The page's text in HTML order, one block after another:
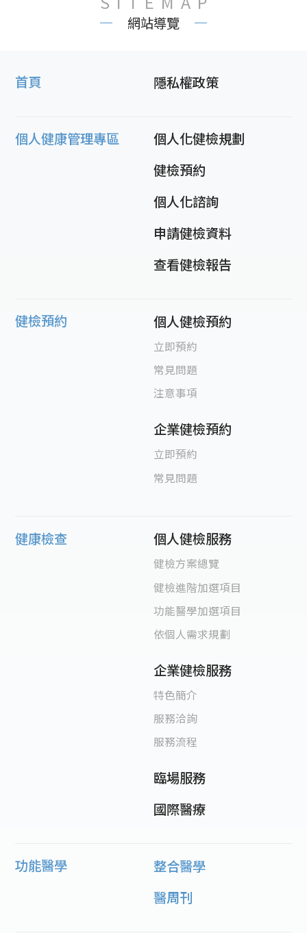
網站導覽
首頁 隱私權政策
個人健康管理專區
個人化健檢規劃
健檢預約
個人化諮詢
申請健檢資料
查看健檢報告
健檢預約 個人健檢預約
立即預約
常見問題
注意事項
企業健檢預約
立即預約
常見問題
健康檢查 個人健檢服務
健檢方案總覽
健檢進階加選項目
功能醫學加選項目
依個人需求規劃
企業健檢服務
特色簡介
服務洽詢
服務流程
臨場服務
國際醫療
功能醫學
整合醫學
醫周刊